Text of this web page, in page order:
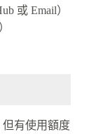
或 Email）
但有使用額度